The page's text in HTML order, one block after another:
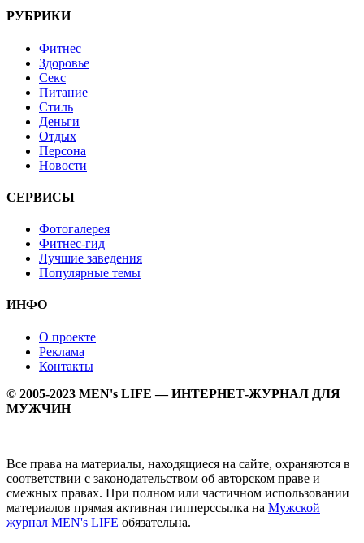
РУБРИКИ
Фитнес
Здоровье
Секс
Питание
Стиль
Деньги
Отдых
Персона
Новости
СЕРВИСЫ
Фотогалерея
Фитнес-гид
Лучшие заведения
Популярные темы
ИНФО
О проекте
Реклама
Контакты
© 2005-2023 MEN's LIFE — ИНТЕРНЕТ-ЖУРНАЛ ДЛЯ
МУЖЧИН
Все права на материалы, находящиеся на сайте, охраняются в
соответствии с законодательством об авторском праве и
смежных правах. При полном или частичном использовании
материалов прямая активная гипперссылка на Мужской
журнал MEN's LIFE обязательна.